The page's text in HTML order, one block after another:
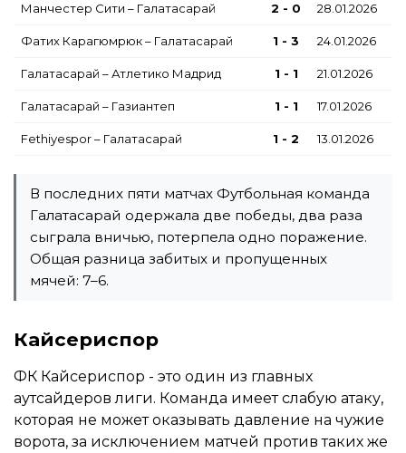
Манчестер Сити – Галатасарай 2 - 0 28.01.2026
Фатих Карагюмрюк – Галатасарай 1 - 3 24.01.2026
Галатасарай – Атлетико Мадрид 1 - 1 21.01.2026
Галатасарай – Газиантеп 1 - 1 17.01.2026
Fethiyespor – Галатасарай 1 - 2 13.01.2026
В последних пяти матчах Футбольная команда
Галатасарай одержала две победы, два раза
сыграла вничью, потерпела одно поражение.
Общая разница забитых и пропущенных
мячей: 7–6.
Кайсериспор
ФК Кайсериспор - это один из главных
аутсайдеров лиги. Команда имеет слабую атаку,
которая не может оказывать давление на чужие
ворота, за исключением матчей против таких же